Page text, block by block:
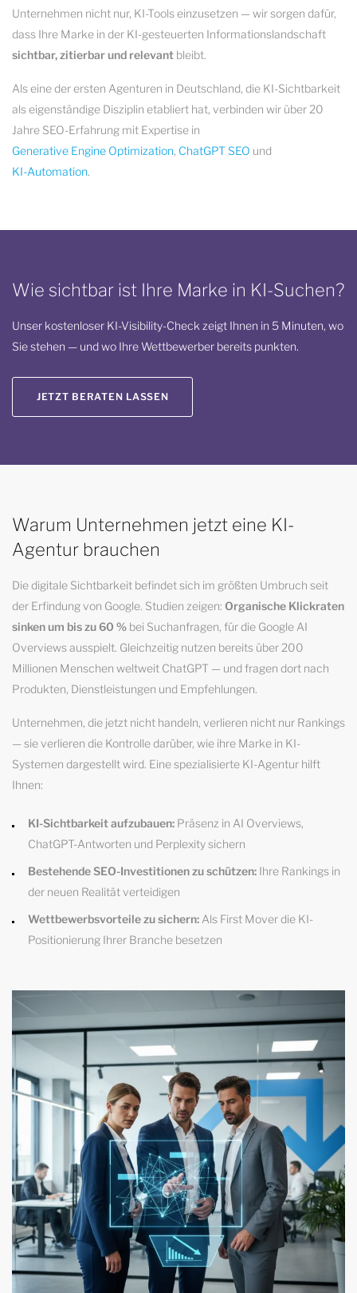
Unternehmen nicht nur, KI-Tools einzusetzen — wir sorgen dafür,
dass Ihre Marke in der KI-gesteuerten Informationslandschaft
sichtbar, zitierbar und relevant bleibt.
Als eine der ersten Agenturen in Deutschland, die KI-Sichtbarkeit
als eigenständige Disziplin etabliert hat, verbinden wir über 20
Jahre SEO-Erfahrung mit Expertise in
Generative Engine Optimization, ChatGPT SEO und
KI-Automation.
Wie sichtbar ist Ihre Marke in KI-Suchen?
Unser kostenloser KI-Visibility-Check zeigt Ihnen in 5 Minuten, wo
Sie stehen — und wo Ihre Wettbewerber bereits punkten.
JETZT BERATEN LASSEN
Warum Unternehmen jetzt eine KI-
Agentur brauchen
Die digitale Sichtbarkeit befindet sich im größten Umbruch seit
der Erfindung von Google. Studien zeigen: Organische Klickraten
sinken um bis zu 60 % bei Suchanfragen, für die Google AI
Overviews ausspielt. Gleichzeitig nutzen bereits über 200
Millionen Menschen weltweit ChatGPT — und fragen dort nach
Produkten, Dienstleistungen und Empfehlungen.
Unternehmen, die jetzt nicht handeln, verlieren nicht nur Rankings
— sie verlieren die Kontrolle darüber, wie ihre Marke in KI-
Systemen dargestellt wird. Eine spezialisierte KI-Agentur hilft
Ihnen:
KI-Sichtbarkeit aufzubauen: Präsenz in AI Overviews,
ChatGPT-Antworten und Perplexity sichern
Bestehende SEO-Investitionen zu schützen: Ihre Rankings in
der neuen Realität verteidigen
Wettbewerbsvorteile zu sichern: Als First Mover die KI-
Positionierung Ihrer Branche besetzen